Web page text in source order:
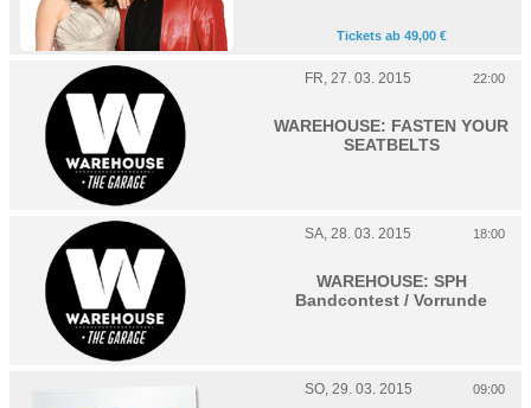
Tickets ab 49,00 €
FR, 27. 03. 2015 22:00
WAREHOUSE: FASTEN YOUR
SEATBELTS
SA, 28. 03. 2015 18:00
WAREHOUSE: SPH
Bandcontest / Vorrunde
SO, 29. 03. 2015 09:00